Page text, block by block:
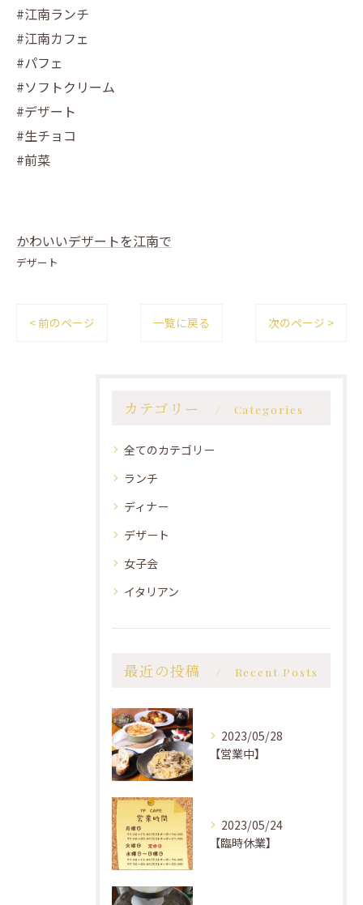
#江南ランチ
#江南カフェ
#パフェ
#ソフトクリーム
#デザート
#生チョコ
#前菜
かわいいデザートを江南で
デザート
< 前のページ 一覧に戻る 次のページ >
カテゴリー Categories
全てのカテゴリー
ランチ
ディナー
デザート
女子会
イタリアン
最近の投稿 Recent Posts
2023/05/28
【営業中】
2023/05/24
【臨時休業】